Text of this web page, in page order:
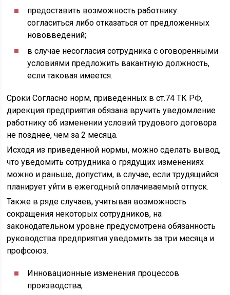
предоставить возможность работнику
согласиться либо отказаться от предложенных
нововведений;
в случае несогласия сотрудника с оговоренными
условиями предложить вакантную должность,
если таковая имеется.
Сроки Согласно норм, приведенных в ст.74 ТК РФ,
дирекция предприятия обязана вручить уведомление
работнику об изменении условий трудового договора
не позднее, чем за 2 месяца.
Исходя из приведенной нормы, можно сделать вывод,
что уведомить сотрудника о грядущих изменениях
можно и раньше, допустим, в случае, если трудящийся
планирует уйти в ежегодный оплачиваемый отпуск.
Также в ряде случаев, учитывая возможность
сокращения некоторых сотрудников, на
законодательном уровне предусмотрена обязанность
руководства предприятия уведомить за три месяца и
профсоюз.
Инновационные изменения процессов
производства;